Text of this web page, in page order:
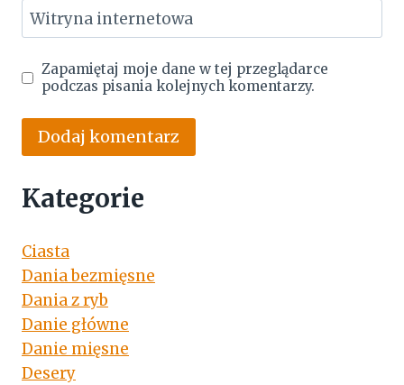
Witryna internetowa
Zapamiętaj moje dane w tej przeglądarce
podczas pisania kolejnych komentarzy.
Kategorie
Ciasta
Dania bezmięsne
Dania z ryb
Danie główne
Danie mięsne
Desery